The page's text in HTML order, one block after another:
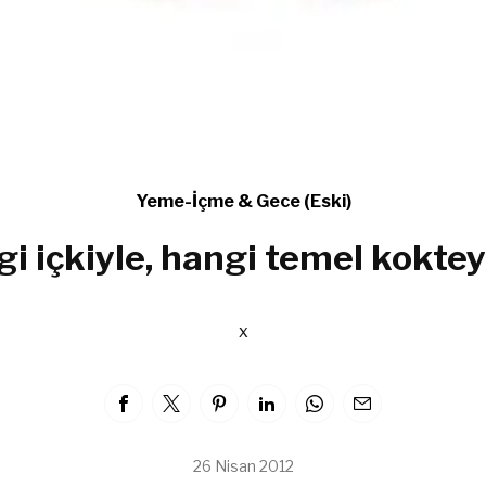
Yeme-İçme & Gece (Eski)
içkiyle, hangi temel
x
26 Nisan 2012